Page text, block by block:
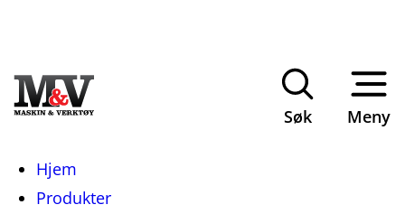
Søk Meny
Du
Hjem
Produkter